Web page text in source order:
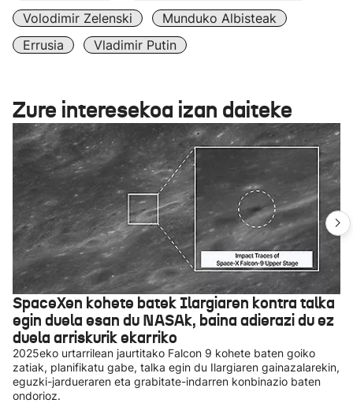
Volodimir Zelenski
Munduko Albisteak
Errusia
Vladimir Putin
Zure interesekoa izan daiteke
SpaceXen kohete batek Ilargiaren kontra talka
egin duela esan du NASAk, baina adierazi du ez
duela arriskurik ekarriko
2025eko urtarrilean jaurtitako Falcon 9 kohete baten goiko
zatiak, planifikatu gabe, talka egin du Ilargiaren gainazalarekin,
eguzki-jardueraren eta grabitate-indarren konbinazio baten
ondorioz.